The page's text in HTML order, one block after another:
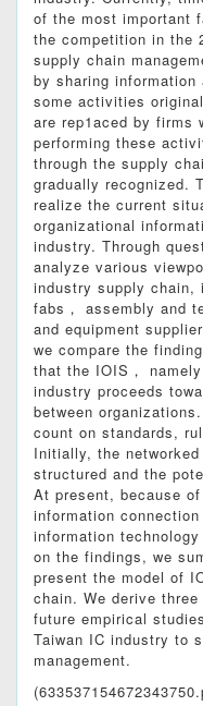
of the most important
the competition in the
supply chain
by sharing information
some activities
are rep1aced by firms
performing these
through the supply
gradually recognized.
realize the current
organizational
industry. Through
analyze various
industry supply chain,
fabs， assembly and
and equipment
we compare the
that the IOIS，
industry proceeds
between
count on standards,
Initially, the
structured and the
At present, because
information
information
on the findings, we
present the model of
chain. We derive
future empirical
Taiwan IC industry to
management.